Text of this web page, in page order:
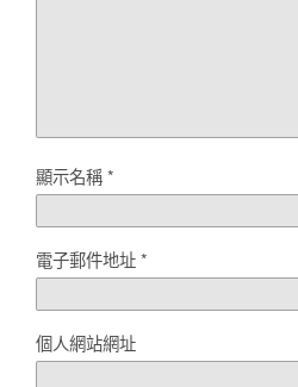
顯示名稱*
電子郵件地址*
個人網站網址